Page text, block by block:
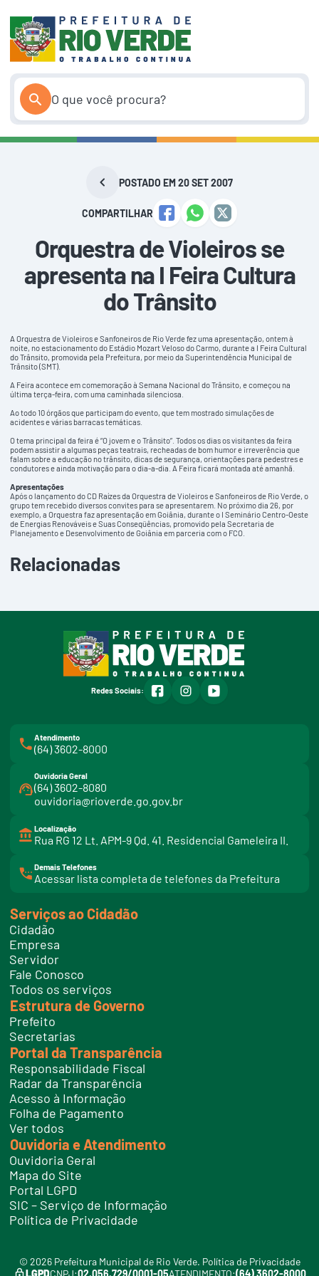
conteúdo
POSTADO EM 20 SET 2007
COMPARTILHAR
Orquestra de Violeiros se
apresenta na I Feira Cultura
do Trânsito
A Orquestra de Violeiros e Sanfoneiros de Rio Verde fez uma apresentação, ontem à
noite, no estacionamento do Estádio Mozart Veloso do Carmo, durante a I Feira Cultural
do Trânsito, promovida pela Prefeitura, por meio da Superintendência Municipal de
Trânsito (SMT).
A Feira acontece em comemoração à Semana Nacional do Trânsito, e começou na
última terça-feira, com uma caminhada silenciosa.
Ao todo 10 órgãos que participam do evento, que tem mostrado simulações de
acidentes e várias barracas temáticas.
O tema principal da feira é “O jovem e o Trânsito”. Todos os dias os visitantes da feira
podem assistir a algumas peças teatrais, recheadas de bom humor e irreverência que
falam sobre a educação no trânsito, dicas de segurança, orientações para pedestres e
condutores e ainda motivação para o dia-a-dia. A Feira ficará montada até amanhã.
Apresentações
Após o lançamento do CD Raízes da Orquestra de Violeiros e Sanfoneiros de Rio Verde, o
grupo tem recebido diversos convites para se apresentarem. No próximo dia 26, por
exemplo, a Orquestra faz apresentação em Goiânia, durante o I Seminário Centro-Oeste
de Energias Renováveis e Suas Conseqüências, promovido pela Secretaria de
Planejamento e Desenvolvimento de Goiânia em parceria com o FCO.
Relacionadas
Redes Sociais: facebookinstagramyoutube
Atendimento
(64) 3602-8000
Ouvidoria Geral
(64) 3602-8080
ouvidoria@rioverde.go.gov.br
Localização
Rua RG 12 Lt. APM-9 Qd. 41. Residencial Gameleira II.
Demais Telefones
Acessar lista completa de telefones da Prefeitura
i
t
e
l
f
o
e
s
Serviços ao Cidadão
Cidadão
Empresa
Servidor
Fale Conosco
Todos os serviços
Estrutura de Governo
Prefeito
Secretarias
Portal da Transparência
Responsabilidade Fiscal
Radar da Transparência
Acesso à Informação
Folha de Pagamento
Ver todos
Ouvidoria e Atendimento
Ouvidoria Geral
Mapa do Site
Portal LGPD
SIC – Serviço de Informação
Política de Privacidade
© 2026 Prefeitura Municipal de Rio Verde. Política de Privacidade
LGPD